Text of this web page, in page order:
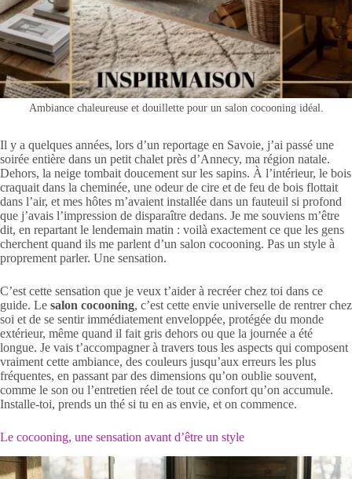
Ambiance chaleureuse et douillette pour un salon cocooning idéal.
Il y a quelques années, lors d’un reportage en Savoie, j’ai passé une
soirée entière dans un petit chalet près d’Annecy, ma région natale.
Dehors, la neige tombait doucement sur les sapins. À l’intérieur, le bois
craquait dans la cheminée, une odeur de cire et de feu de bois flottait
dans l’air, et mes hôtes m’avaient installée dans un fauteuil si profond
que j’avais l’impression de disparaître dedans. Je me souviens m’être
dit, en repartant le lendemain matin : voilà exactement ce que les gens
cherchent quand ils me parlent d’un salon cocooning. Pas un style à
proprement parler. Une sensation.
C’est cette sensation que je veux t’aider à recréer chez toi dans ce
guide. Le salon cocooning, c’est cette envie universelle de rentrer chez
soi et de se sentir immédiatement enveloppée, protégée du monde
extérieur, même quand il fait gris dehors ou que la journée a été
longue. Je vais t’accompagner à travers tous les aspects qui composent
vraiment cette ambiance, des couleurs jusqu’aux erreurs les plus
fréquentes, en passant par des dimensions qu’on oublie souvent,
comme le son ou l’entretien réel de tout ce confort qu’on accumule.
Installe-toi, prends un thé si tu en as envie, et on commence.
Le cocooning, une sensation avant d’être un style